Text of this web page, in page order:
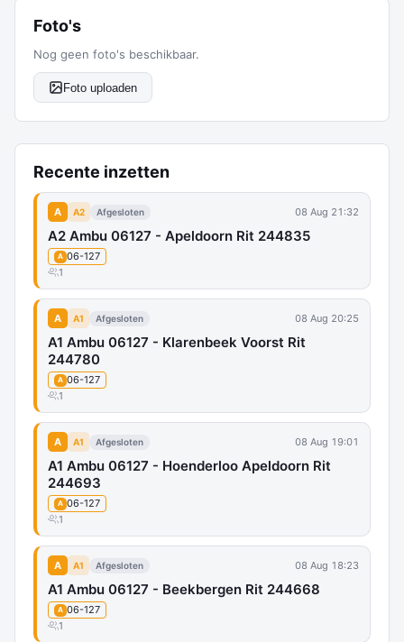
Foto's
Nog geen foto's beschikbaar.
Foto uploaden
Recente inzetten
A A2 Afgesloten 08 Aug 21:32
A2 Ambu 06127 - Apeldoorn Rit 244835
A 06-127
1
A A1 Afgesloten 08 Aug 20:25
A1 Ambu 06127 - Klarenbeek Voorst Rit
244780
A 06-127
1
A A1 Afgesloten 08 Aug 19:01
A1 Ambu 06127 - Hoenderloo Apeldoorn Rit
244693
A 06-127
1
A A1 Afgesloten 08 Aug 18:23
A1 Ambu 06127 - Beekbergen Rit 244668
A 06-127
1